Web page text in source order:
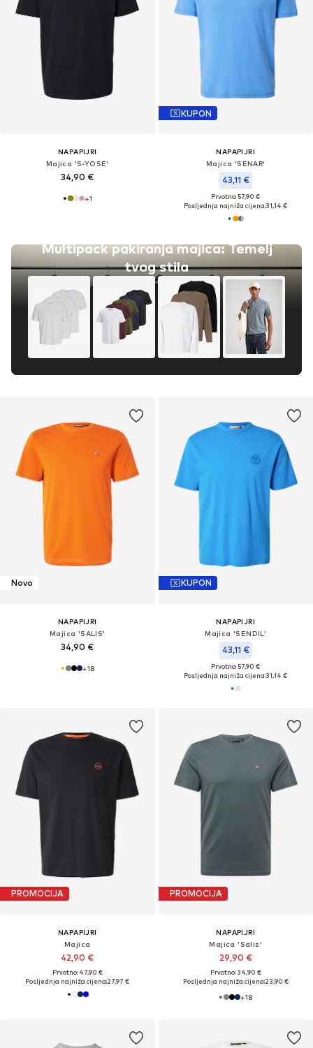
NAPAPIJRI
Majica 'S-YOSE'
34,90 €
+1
Multipack pakiranja majica: Temelj
tvog stila
KUPON
NAPAPIJRI
Majica 'SENAR'
43,11 €
Prvotno: 57,90 €
Posljednja najniža cijena:31,14 €
Novo
NAPAPIJRI
Majica 'SALIS'
34,90 €
+18
KUPON
NAPAPIJRI
Majica 'SENDIL'
43,11 €
Prvotno: 57,90 €
Posljednja najniža cijena:31,14 €
PROMOCIJA
NAPAPIJRI
Majica
42,90 €
Prvotno: 47,90 €
Posljednja najniža cijena:27,97 €
PROMOCIJA
NAPAPIJRI
Majica 'Salis'
29,90 €
Prvotno: 34,90 €
Posljednja najniža cijena:23,90 €
+18